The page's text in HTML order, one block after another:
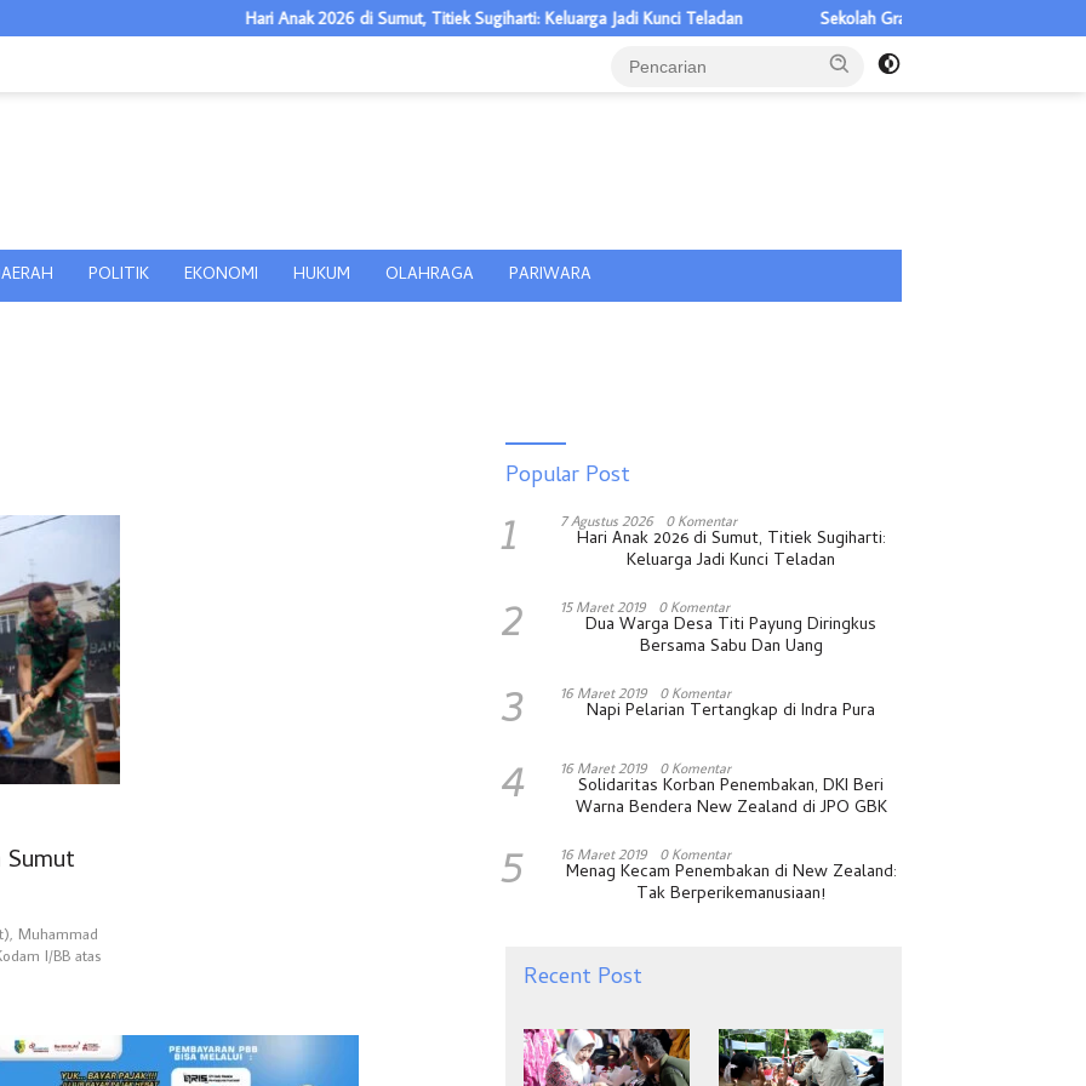
Hari Anak 2026 di Sumut, Titiek Sugiharti: Keluarga Jadi Kunci Teladan Sekolah Gratis Disambut Pelajar Nias,
POLITIK EKONOMI HUKUM OLAHRAGA PARIWARA
Muhammad
I/BB atas
Popular Post
1 7 Agustus 2026 0 Komentar
Hari Anak 2026 di Sumut, Titiek Sugiharti:
Keluarga Jadi Kunci Teladan
2 15 Maret 2019 0 Komentar
Dua Warga Desa Titi Payung Diringkus
Bersama Sabu Dan Uang
3 16 Maret 2019 0 Komentar
Napi Pelarian Tertangkap di Indra Pura
4 16 Maret 2019 0 Komentar
Solidaritas Korban Penembakan, DKI Beri
Warna Bendera New Zealand di JPO GBK
5 16 Maret 2019 0 Komentar
Menag Kecam Penembakan di New Zealand:
Tak Berperikemanusiaan!
Recent Post